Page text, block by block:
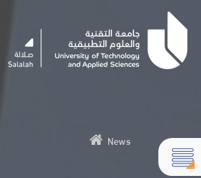
News